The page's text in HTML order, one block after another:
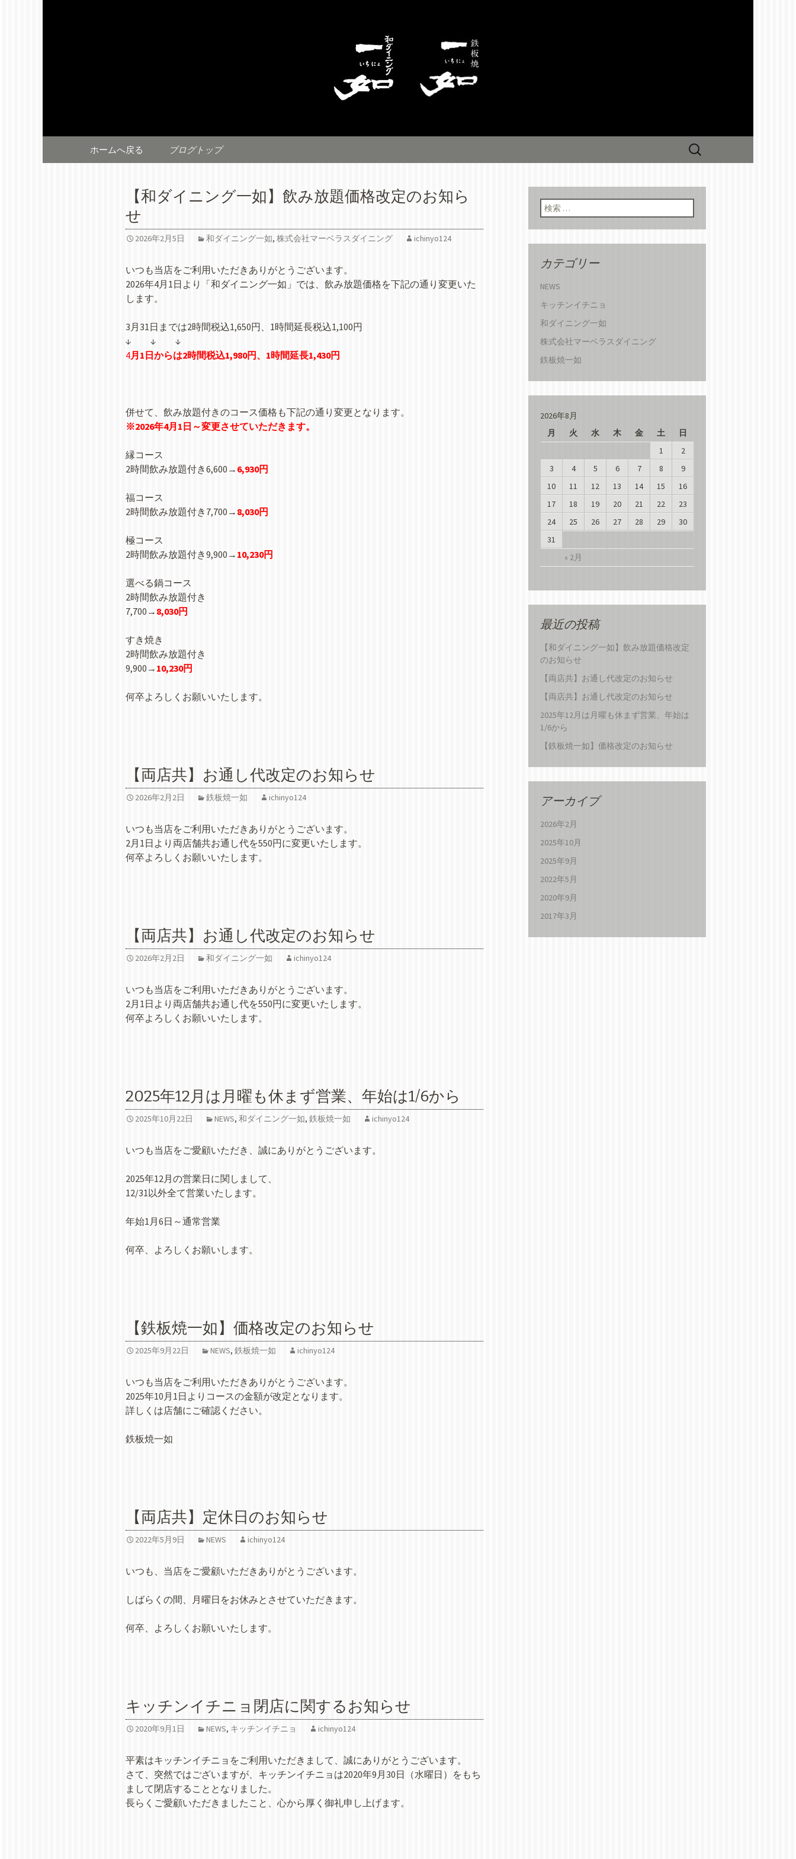
株式会社マーベラスダイニングからのお
コンテンツへ移動
ホームへ戻る ブログトップ
検
【和ダイニング一如】飲み放題価格改定のお知ら
せ
2026年2月5日 和ダイニング一如, 株式会社マーベラスダイニング ichinyo124
いつも当店をご利用いただきありがとうございます。
2026年4月1日より「和ダイニング一如」では、飲み放題価格を下記の通り変更いた
します。
3月31日までは2時間税込1,650円、1時間延長税込1,100円
↓ ↓ ↓
4月1日からは2時間税込1,980円、1時間延長1,430円
併せて、飲み放題付きのコース価格も下記の通り変更となります。
※2026年4月1日～変更させていただきます。
縁コース
2時間飲み放題付き6,600→ 6,930円
福コース
2時間飲み放題付き7,700→ 8,030円
極コース
2時間飲み放題付き9,900→ 10,230円
選べる鍋コース
2時間飲み放題付き
7,700→ 8,030円
すき焼き
2時間飲み放題付き
9,900→ 10,230円
何卒よろしくお願いいたします。
【両店共】お通し代改定のお知らせ
2026年2月2日 鉄板焼一如 ichinyo124
いつも当店をご利用いただきありがとうございます。
2月1日より両店舗共お通し代を550円に変更いたします。
何卒よろしくお願いいたします。
【両店共】お通し代改定のお知らせ
2026年2月2日 和ダイニング一如 ichinyo124
いつも当店をご利用いただきありがとうございます。
2月1日より両店舗共お通し代を550円に変更いたします。
何卒よろしくお願いいたします。
2025年12月は月曜も休まず営業、年始は1/6から
2025年10月22日 NEWS, 和ダイニング一如, 鉄板焼一如 ichinyo124
いつも当店をご愛顧いただき、誠にありがとうございます。
2025年12月の営業日に関しまして、
12/31以外全て営業いたします。
年始1月6日～通常営業
何卒、よろしくお願いします。
【鉄板焼一如】価格改定のお知らせ
2025年9月22日 NEWS, 鉄板焼一如 ichinyo124
いつも当店をご利用いただきありがとうございます。
2025年10月1日よりコースの金額が改定となります。
詳しくは店舗にご確認ください。
鉄板焼一如
【両店共】定休日のお知らせ
2022年5月9日 NEWS ichinyo124
いつも、当店をご愛顧いただきありがとうございます。
しばらくの間、月曜日をお休みとさせていただきます。
何卒、よろしくお願いいたします。
キッチンイチニョ閉店に関するお知らせ
2020年9月1日 NEWS, キッチンイチニョ ichinyo124
平素はキッチンイチニョをご利用いただきまして、誠にありがとうございます。
さて、突然ではございますが、キッチンイチニョは2020年9月30日（水曜日）をもち
まして閉店することとなりました。
長らくご愛顧いただきましたこと、心から厚く御礼申し上げます。
検索:
カテゴリー
NEWS
キッチンイチニョ
和ダイニング一如
株式会社マーベラスダイニング
鉄板焼一如
2026年8月
月
火 水 木 金 土 日
« 2月
1
2
3
4 5 6 7 8
9
10
11 12 13 14 15
16
17
18 19 20 21 22
23
24
25 26 27 28 29
30
31
最近の投稿
【和ダイニング一如】飲み放題価格改定
のお知らせ
【両店共】お通し代改定のお知らせ
【両店共】お通し代改定のお知らせ
2025年12月は月曜も休まず営業、年始は
1/6から
【鉄板焼一如】価格改定のお知らせ
アーカイブ
2026年2月
2025年10月
2025年9月
2022年5月
2020年9月
2017年3月